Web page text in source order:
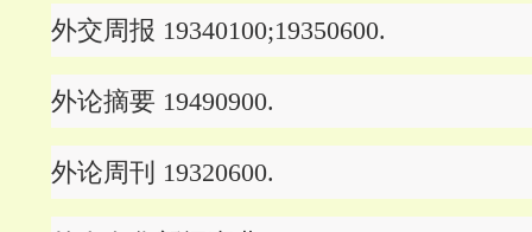
外交周报 19340100;19350600.
外论摘要 19490900.
外论周刊 19320600.